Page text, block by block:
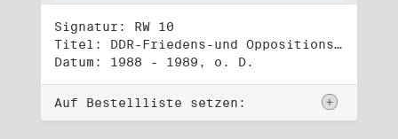
Signatur: RW 10
Titel: DDR-Friedens-und Oppositionsbewegung (3)
Datum: 1988 - 1989, o. D.
Auf Bestellliste setzen: